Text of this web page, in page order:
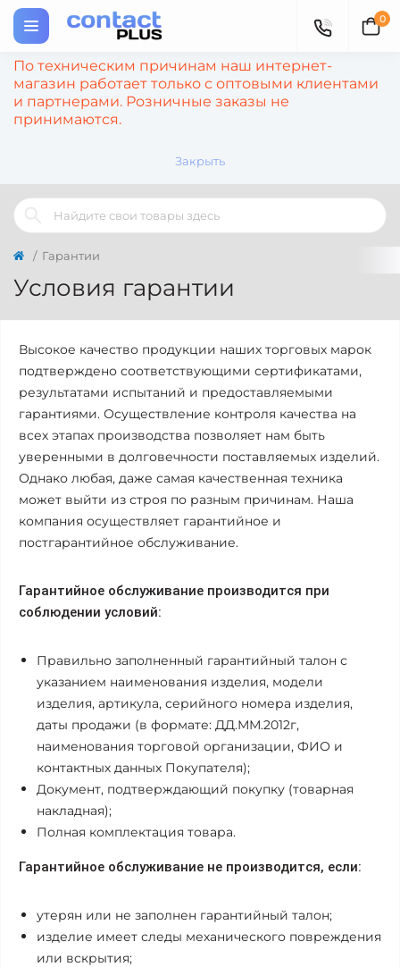
По техническим причинам наш интернет-
магазин работает только с оптовыми клиентами
и партнерами. Розничные заказы не
принимаются.
Закрыть
0
Гарантии
Условия гарантии
Высокое качество продукции наших торговых марок
подтверждено соответствующими сертификатами,
результатами испытаний и предоставляемыми
гарантиями. Осуществление контроля качества на
всех этапах производства позволяет нам быть
уверенными в долговечности поставляемых изделий.
Однако любая, даже самая качественная техника
может выйти из строя по разным причинам. Наша
компания осуществляет гарантийное и
постгарантийное обслуживание.
Гарантийное обслуживание производится при
соблюдении условий:
Правильно заполненный гарантийный талон с
указанием наименования изделия, модели
изделия, артикула, серийного номера изделия,
даты продажи (в формате: ДД.ММ.2012г,
наименования торговой организации, ФИО и
контактных данных Покупателя);
Документ, подтверждающий покупку (товарная
накладная);
Полная комплектация товара.
Гарантийное обслуживание не производится, если:
утерян или не заполнен гарантийный талон;
изделие имеет следы механического повреждения
или вскрытия;